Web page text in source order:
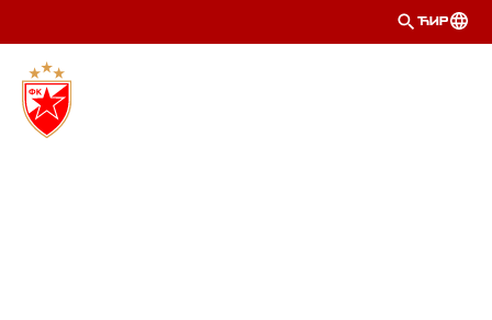
ЋИР